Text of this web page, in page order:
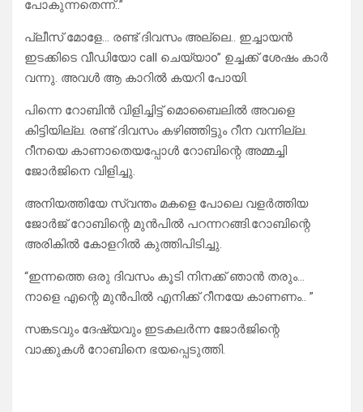
പോകുന്നതെന്ന്..”
പ്ലീസ് മോളേ… രണ്ട് ദിവസം അല്ലെ.. ഇച്ചായൻ
ഇടക്കിടെ വീഡിയോ call ചെയ്യാo” ഉച്ചക്ക് ശേഷം കാർ
വന്നു. അവൾ ആ കാറിൽ കയറി പോയി.
പിന്നെ റോബിൻ വിളിച്ചിട്ട് മൊബൈലിൽ അവളെ
കിട്ടിയില്ല. രണ്ട് ദിവസം കഴിഞ്ഞിട്ടും റീന വന്നില്ല.
റീനയെ കാണാതെയപ്പോൾ റോബിന്റെ അമ്മച്ചി
ജോർജിനെ വിളിച്ചു.
അനിയത്തിയേ സ്വന്തം മകളെ പോലെ വളർത്തിയ
ജോർജ് റോബിന്റെ മുൻപിൽ പറന്നറങ്ങി.റോബിന്റെ
അരികിൽ കോളറിൽ കുത്തിപിടിച്ചു.
“ഇന്നത്തെ ഒരു ദിവസം കൂടി നിനക്ക് ഞാൻ തരും…
നാളെ എന്റെ മുൻപിൽ എനിക്ക് റീനയേ കാണണം.. ”
സങ്കടവും ദേഷ്യവും ഇടകലർന്ന ജോർജിന്റെ
വാക്കുകൾ റോബിനെ ഭയപ്പെടുത്തി.